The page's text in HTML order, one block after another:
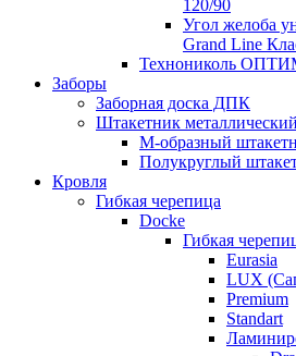
120/90
Угол желоба
Grand Line
Технониколь
Заборы
Заборная доска ДПК
Штакетник металлический
М-образный
Полукруглый
Кровля
Гибкая черепица
Docke
Гибкая
Eurasia
LUX
Premium
Standart